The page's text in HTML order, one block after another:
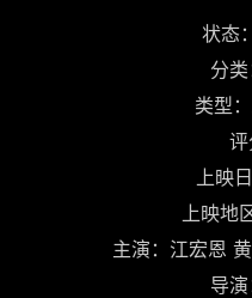
状态
分类
类型：
上映日
上映地
主演：江宏恩
导